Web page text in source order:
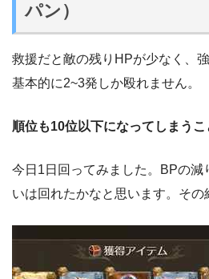
パン）
救援だと敵の残りHPが少なく、
基本的に2~3発しか殴れません。
順位も10位以下になってしまうこ
今日1日回ってみました。BPの減
いは回れたかなと思います。その